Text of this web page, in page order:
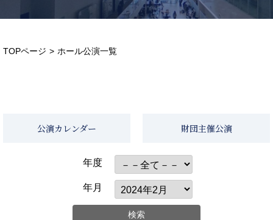
TOPページ ホール公演一覧
公演カレンダー 財団主催公演
年度
年月